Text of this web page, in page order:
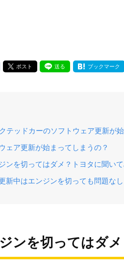
ポスト 送る ブックマーク
テッドカーのソフトウェア更新が
ェア更新が始まってしまうの？
ンを切ってはダメ？トヨタに聞い
新中はエンジンを切っても問題なし
ンを切ってはダ